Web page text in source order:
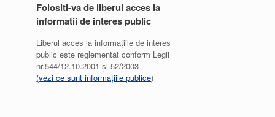
Folositi-va de liberul acces la
informatii de interes public
Liberul acces la informațiile de interes
public este reglementat conform Legii
nr.544/12.10.2001 și 52/2003
(vezi ce sunt informațiile publice)